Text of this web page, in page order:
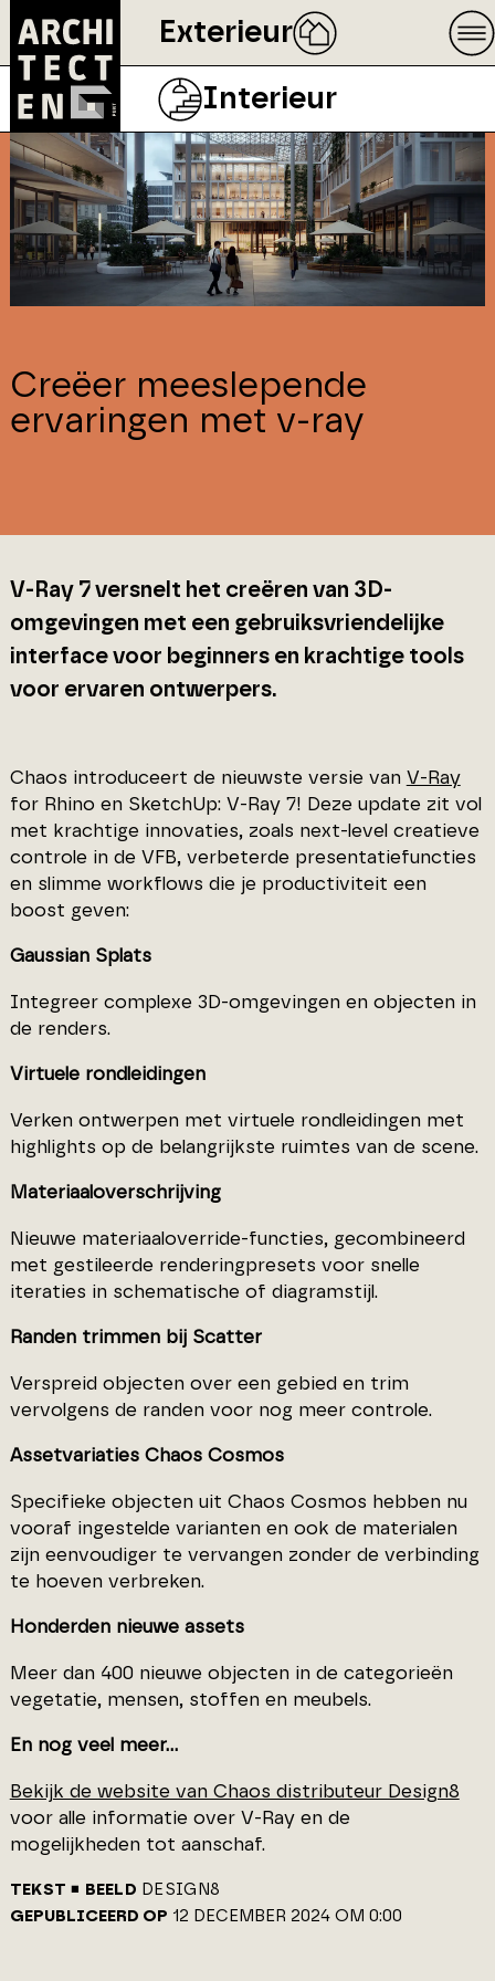
Exterieur
Interieur
Creëer meeslepende
ervaringen met v-ray
V-Ray 7 versnelt het creëren van 3D-
omgevingen met een gebruiksvriendelijke
interface voor beginners en krachtige tools
voor ervaren ontwerpers.
Chaos introduceert de nieuwste versie van V-Ray
for Rhino en SketchUp: V-Ray 7! Deze update zit vol
met krachtige innovaties, zoals next-level creatieve
controle in de VFB, verbeterde presentatiefuncties
en slimme workflows die je productiviteit een
boost geven:
Gaussian Splats
Integreer complexe 3D-omgevingen en objecten in
de renders.
Virtuele rondleidingen
Verken ontwerpen met virtuele rondleidingen met
highlights op de belangrijkste ruimtes van de scene.
Materiaaloverschrijving
Nieuwe materiaaloverride-functies, gecombineerd
met gestileerde renderingpresets voor snelle
iteraties in schematische of diagramstijl.
Randen trimmen bij Scatter
Verspreid objecten over een gebied en trim
vervolgens de randen voor nog meer controle.
Assetvariaties Chaos Cosmos
Specifieke objecten uit Chaos Cosmos hebben nu
vooraf ingestelde varianten en ook de materialen
zijn eenvoudiger te vervangen zonder de verbinding
te hoeven verbreken.
Honderden nieuwe assets
Meer dan 400 nieuwe objecten in de categorieën
vegetatie, mensen, stoffen en meubels.
En nog veel meer…
Bekijk de website van Chaos distributeur Design8
voor alle informatie over V-Ray en de
mogelijkheden tot aanschaf.
TEKST BEELD DESIGN8
GEPUBLICEERD OP 12 DECEMBER 2024 OM 0:00